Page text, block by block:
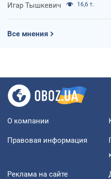
Игар Тышкевич 16,6 т.
Все мнения
О компании
Правовая информация
Реклама на сайте